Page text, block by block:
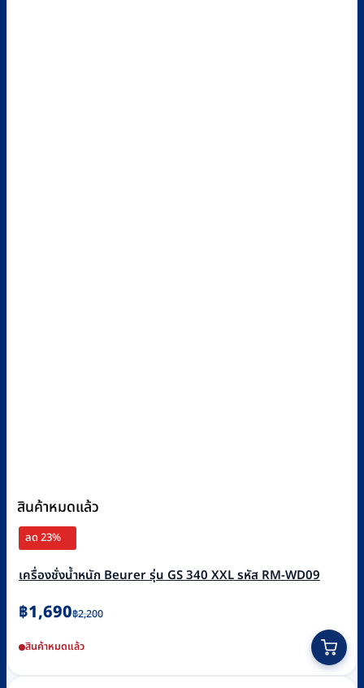
สินค้าหมดแล้ว
ลด 23%
เครื่องชั่งน้ำหนัก Beurer รุ่น GS 340 XXL รหัส RM-WD09
฿2,200
Original
was:
฿2,200.
฿1,690
Current
is:
฿1,690.
สินค้าหมดแล้ว